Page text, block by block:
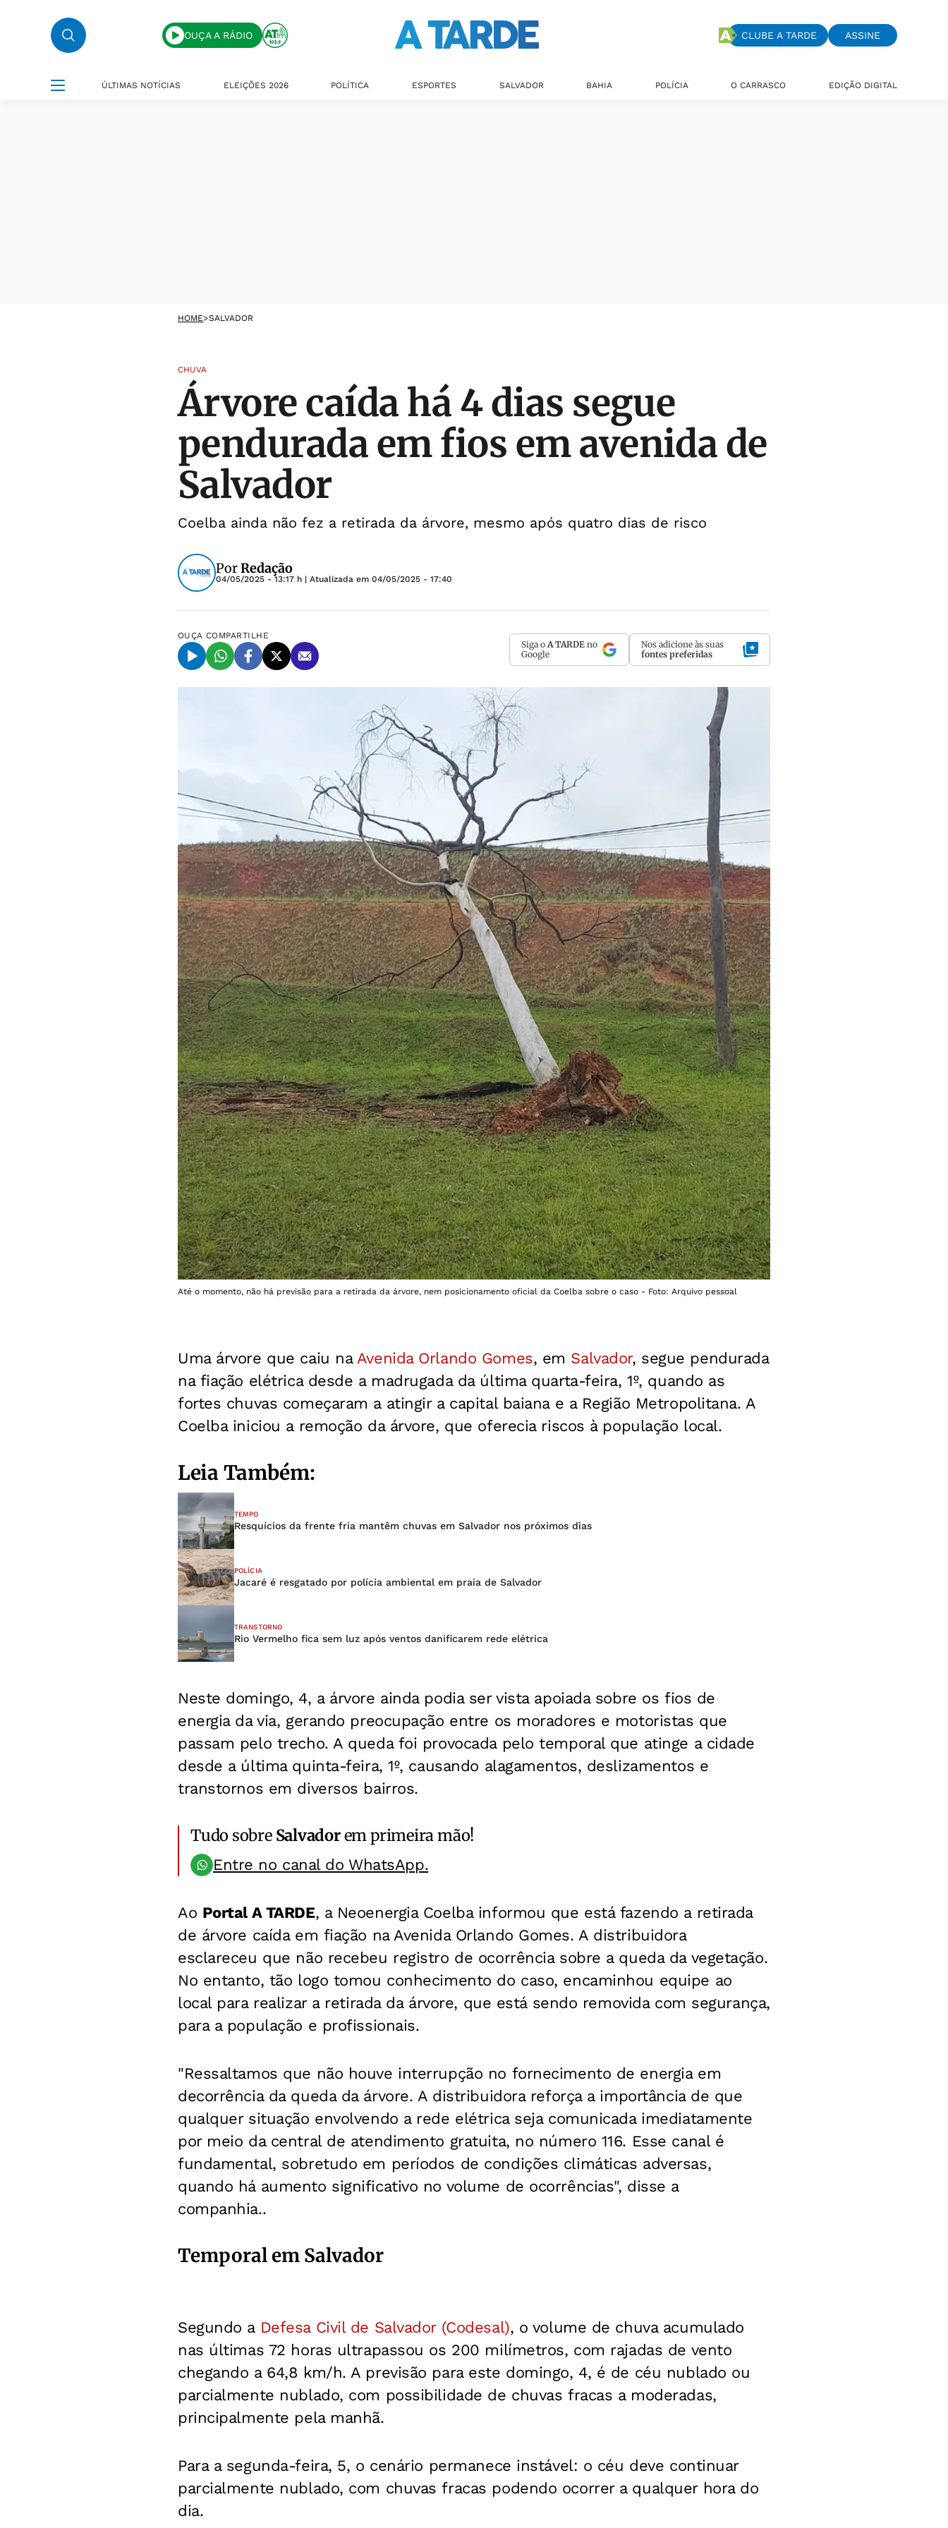
OUÇA A RÁDIO CLUBE A TARDE ASSINE
ÚLTIMAS NOTÍCIAS ELEIÇÕES 2026 POLÍTICA ESPORTES SALVADOR BAHIA POLÍCIA O CARRASCO EDIÇÃO DIGITAL
HOME>SALVADOR
CHUVA
Árvore caída há 4 dias segue
pendurada em fios em avenida de
Salvador
Coelba ainda não fez a retirada da árvore, mesmo após quatro dias de risco
PorRedação
04/05/2025 - 13:17 h | Atualizada em 04/05/2025 - 17:40
OUÇA COMPARTILHE
Siga o A TARDE no
Google
Nos adicione às suas
fontes preferidas
Até o momento, não há previsão para a retirada da árvore, nem posicionamento oficial da Coelba sobre o caso - Foto: Arquivo pessoal
Uma árvore que caiu na Avenida Orlando Gomes, em Salvador, segue pendurada
na fiação elétrica desde a madrugada da última quarta-feira, 1º, quando as
fortes chuvas começaram a atingir a capital baiana e a Região Metropolitana. A
Coelba iniciou a remoção da árvore, que oferecia riscos à população local.
Leia Também:
TEMPO
Resquícios da frente fria mantêm chuvas em Salvador nos próximos dias
POLÍCIA
Jacaré é resgatado por polícia ambiental em praia de Salvador
TRANSTORNO
Rio Vermelho fica sem luz após ventos danificarem rede elétrica
Neste domingo, 4, a árvore ainda podia ser vista apoiada sobre os fios de
energia da via, gerando preocupação entre os moradores e motoristas que
passam pelo trecho. A queda foi provocada pelo temporal que atinge a cidade
desde a última quinta-feira, 1º, causando alagamentos, deslizamentos e
transtornos em diversos bairros.
Tudo sobre Salvadorem primeira mão!
Entre no canal do WhatsApp.
Ao Portal A TARDE, a Neoenergia Coelba informou que está fazendo a retirada
de árvore caída em fiação na Avenida Orlando Gomes. A distribuidora
esclareceu que não recebeu registro de ocorrência sobre a queda da vegetação.
No entanto, tão logo tomou conhecimento do caso, encaminhou equipe ao
local para realizar a retirada da árvore, que está sendo removida com segurança,
para a população e profissionais.
"Ressaltamos que não houve interrupção no fornecimento de energia em
decorrência da queda da árvore. A distribuidora reforça a importância de que
qualquer situação envolvendo a rede elétrica seja comunicada imediatamente
por meio da central de atendimento gratuita, no número 116. Esse canal é
fundamental, sobretudo em períodos de condições climáticas adversas,
quando há aumento significativo no volume de ocorrências", disse a
companhia..
Temporal em Salvador
Segundo a Defesa Civil de Salvador (Codesal), o volume de chuva acumulado
nas últimas 72 horas ultrapassou os 200 milímetros, com rajadas de vento
chegando a 64,8 km/h. A previsão para este domingo, 4, é de céu nublado ou
parcialmente nublado, com possibilidade de chuvas fracas a moderadas,
principalmente pela manhã.
Para a segunda-feira, 5, o cenário permanece instável: o céu deve continuar
parcialmente nublado, com chuvas fracas podendo ocorrer a qualquer hora do
dia.